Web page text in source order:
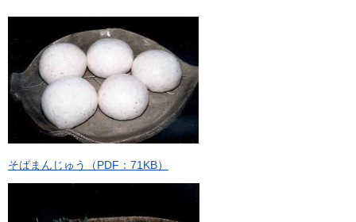
そばまんじゅう（PDF：71KB）